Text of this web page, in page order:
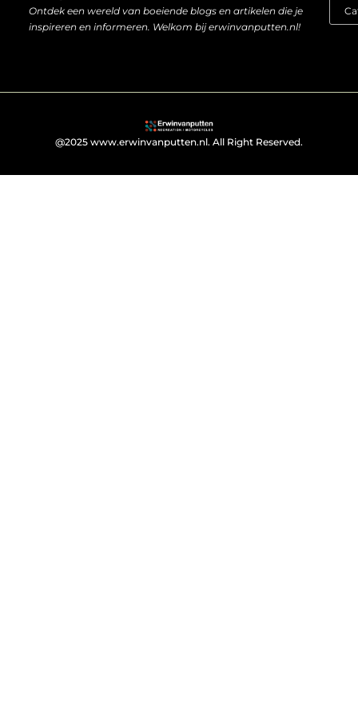
Ontdek een wereld van boeiende blogs en artikelen die je
inspireren en informeren. Welkom bij erwinvanputten.nl!
@2025 www.erwinvanputten.nl. All Right Reserved.